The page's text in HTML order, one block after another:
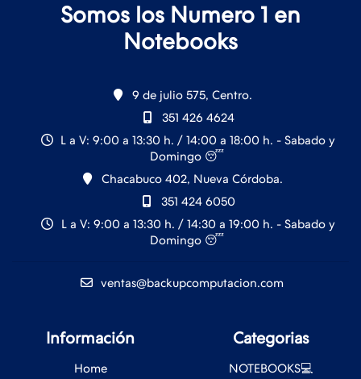
Somos los Numero 1 en
Notebooks
9 de julio 575, Centro.
351 426 4624
L a V: 9:00 a 13:30 h. / 14:00 a 18:00 h. - Sabado y
Domingo 😴
Chacabuco 402, Nueva Córdoba.
351 424 6050
L a V: 9:00 a 13:30 h. / 14:30 a 19:00 h. - Sabado y
Domingo 😴
ventas@backupcomputacion.com
Información
Home
Categorias
NOTEBOOKS💻